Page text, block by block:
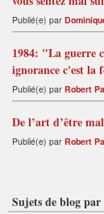
Publié(e) par
1984: "La guerre
ignorance c'est la
Publié(e) par Robert
De l’art d’être
Publié(e) par Robert
Sujets de blog